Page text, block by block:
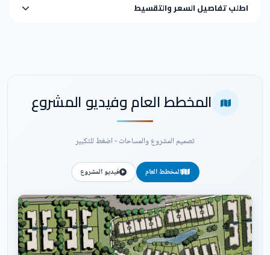
اطلب تفاصيل السعر والتقسيط
المخطط العام وفيديو المشروع
تصميم المشروع والمساحات - اضغط للتكبير
المخطط العام فيديو المشروع